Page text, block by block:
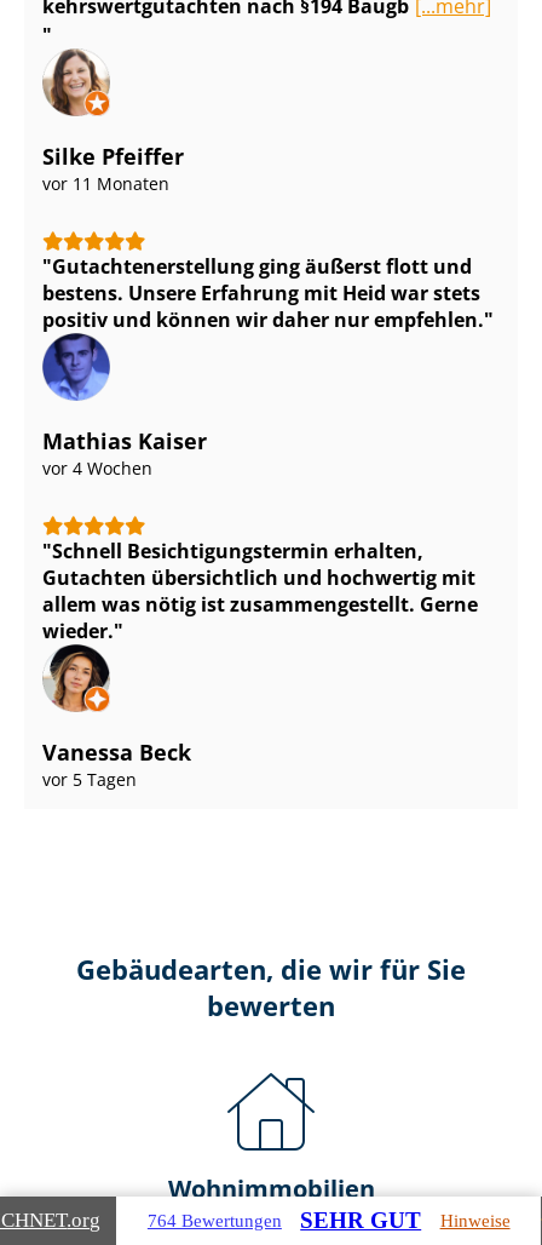
kehrs­wert­gut­ach­ten nach §194 Baugb [...mehr]
Silke Pfeiffer
vor 11 Monaten
Gut­ach­ten­er­stel­lung ging äußerst flott und
bestens. Unsere Erfahrung mit Heid war stets
positiv und können wir daher nur empfehlen.
Mathias Kaiser
vor 4 Wochen
Schnell Be­sich­ti­gungs­ter­min erhalten,
Gutachten übersichtlich und hochwertig mit
allem was nötig ist zu­sam­men­ge­stellt. Gerne
wieder.
Vanessa Beck
vor 5 Tagen
Gebäudearten, die wir für Sie
bewerten
Wohnimmobilien
.org 764 Bewertungen SEHR GUT Hinweise